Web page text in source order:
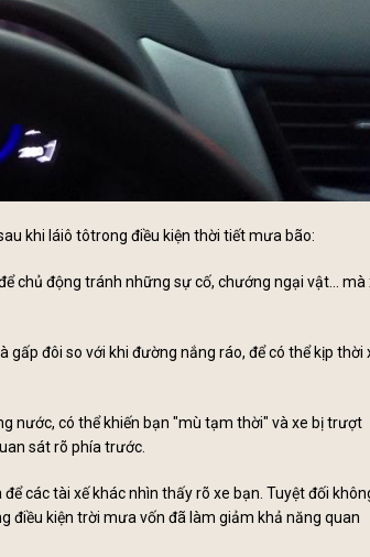
khi láiô tôtrong điều kiện thời tiết mưa bão:
chủ động tránh những sự cố, chướng ngại vật... mà
gấp đôi so với khi đường nắng ráo, để có thể kịp thời
nước, có thể khiến bạn "mù tạm thời" và xe bị trượt
sát rõ phía trước.
các tài xế khác nhìn thấy rõ xe bạn. Tuyệt đối
điều kiện trời mưa vốn đã làm giảm khả năng quan